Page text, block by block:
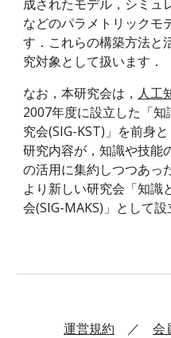
成されたモデル，シミュ
などのパラメトリックモ
す．これらの構築方法と
究対象として扱います．
なお，本研究会は， 人工
2007年度に設立した「
究会(SIG-KST)」を前身
研究内容が，知識や技能
の活用に集約しつつあっ
より新しい研究会「知識
会(SIG-MAKS)」として設
運営規約 ／ 会